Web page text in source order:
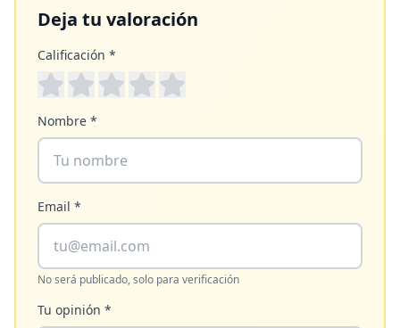
Deja tu valoración
Calificación *
Nombre *
Email *
No será publicado, solo para verificación
Tu opinión *